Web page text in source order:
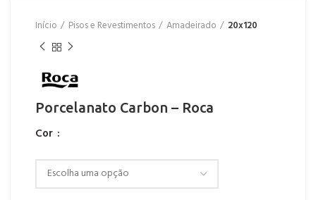
Início Pisos e Revestimentos Amadeirado 20x120
Porcelanato Carbon – Roca
Cor